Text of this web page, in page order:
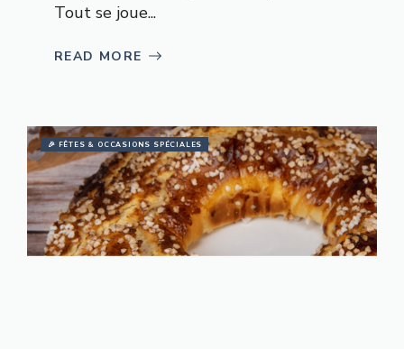
Tout se joue...
READ MORE
🎉 FÊTES & OCCASIONS SPÉCIALES